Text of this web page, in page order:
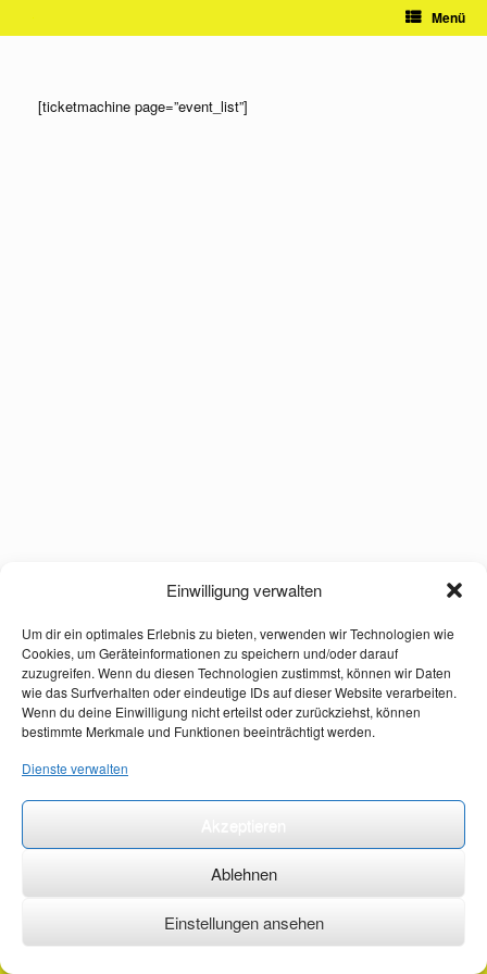
Einwilligung verwalten
Um dir ein optimales Erlebnis zu bieten, verwenden wir Technologien wie
Cookies, um Geräteinformationen zu speichern und/oder darauf
zuzugreifen. Wenn du diesen Technologien zustimmst, können wir Daten
wie das Surfverhalten oder eindeutige IDs auf dieser Website verarbeiten.
Wenn du deine Einwilligung nicht erteilst oder zurückziehst, können
bestimmte Merkmale und Funktionen beeinträchtigt werden.
Dienste verwalten
Ablehnen
Einstellungen ansehen
Menü
[ticketmachine page=”event_list”]
©2026 ·erstehilfekurs-mauch.de ·AGB ·Datenschutzerklärung ·Impressum ·